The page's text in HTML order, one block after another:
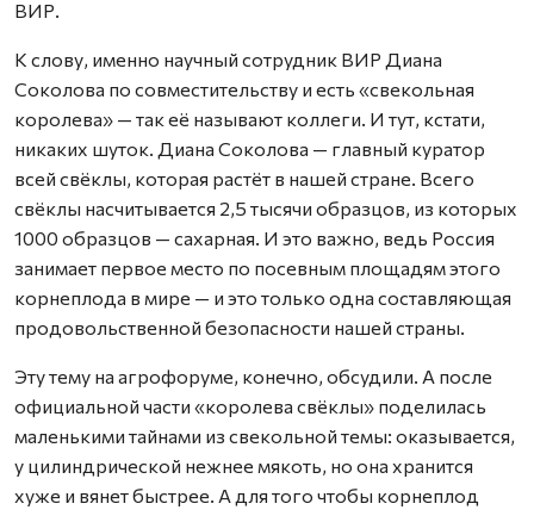
ВИР.
К слову, именно научный сотрудник ВИР Диана
Соколова по совместительству и есть «свекольная
королева» — так её называют коллеги. И тут, кстати,
никаких шуток. Диана Соколова — главный куратор
всей свёклы, которая растёт в нашей стране. Всего
свёклы насчитывается 2,5 тысячи образцов, из которых
1000 образцов — сахарная. И это важно, ведь Россия
занимает первое место по посевным площадям этого
корнеплода в мире — и это только одна составляющая
продовольственной безопасности нашей страны.
Эту тему на агрофоруме, конечно, обсудили. А после
официальной части «королева свёклы» поделилась
маленькими тайнами из свекольной темы: оказывается,
у цилиндрической нежнее мякоть, но она хранится
хуже и вянет быстрее. А для того чтобы корнеплод